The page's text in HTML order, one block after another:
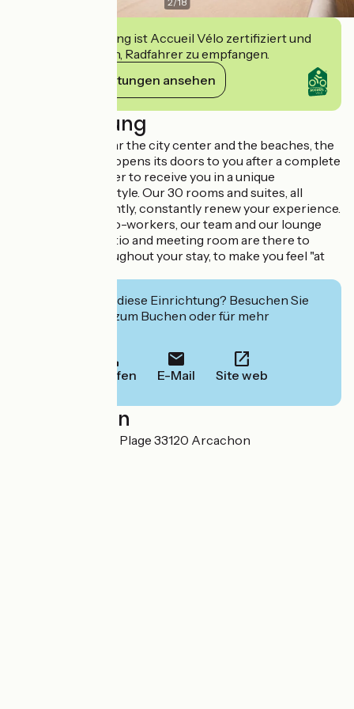
Diese Einrichtung ist Accueil Vélo zertifiziert und
verpflichtet sich, Radfahrer zu empfangen.
Ihre Verpflichtungen ansehen
Beschreibung
Ideally located near the city center and the beaches, the
T Boutique Hotel opens its doors to you after a complete
renovation in order to receive you in a unique
atmosphere and style. Our 30 rooms and suites, all
decorated differently, constantly renew your experience.
For travelers or co-workers, our team and our lounge
areas, outdoor patio and meeting room are there to
support you throughout your stay, to make you feel "at
Interessiert Sie diese Einrichtung? Besuchen Sie
deren Website zum Buchen oder für mehr
Anrufen E-Mail Site web
Localisation
82 boulevard de la Plage 33120 Arcachon